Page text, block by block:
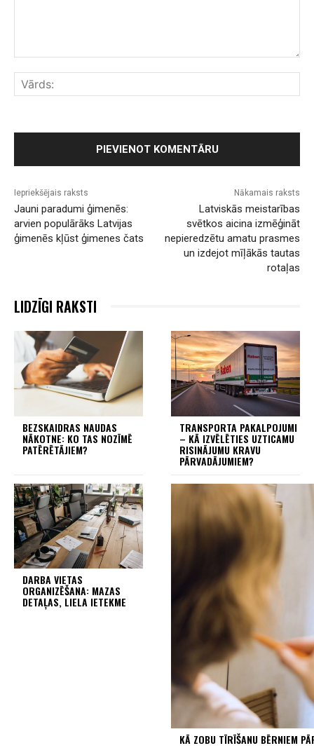
Iepriekšējais raksts
Jauni paradumi ģimenēs:
arvien populārāks Latvijas
ģimenēs kļūst ģimenes čats
Nākamais raksts
Latviskās meistarības
svētkos aicina izmēģināt
nepieredzētu amatu prasmes
un izdejot mīļākās tautas
rotaļas
LIDZĪGI RAKSTI
BEZSKAIDRAS NAUDAS
NĀKOTNE: KO TAS NOZĪMĒ
PATĒRĒTĀJIEM?
TRANSPORTA PAKALPOJUMI
– KĀ IZVĒLĒTIES UZTICAMU
RISINĀJUMU KRAVU
PĀRVADĀJUMIEM?
DARBA VIETAS
ORGANIZĒŠANA: MAZAS
DETAĻAS, LIELA IETEKME
KĀ ZOBU TĪRĪŠANU BĒRNIEM